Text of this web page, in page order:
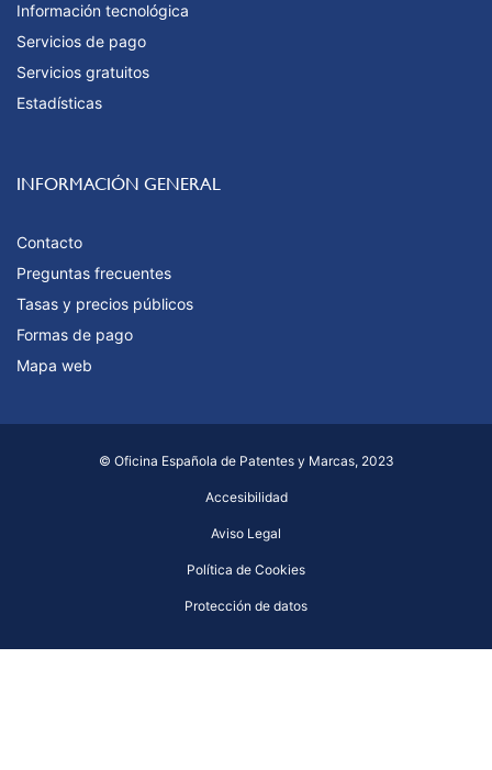
Información tecnológica
Servicios de pago
Servicios gratuitos
Estadísticas
INFORMACIÓN GENERAL
Contacto
Preguntas frecuentes
Tasas y precios públicos
Formas de pago
Mapa web
© Oficina Española de Patentes y Marcas, 2023
Accesibilidad
Aviso Legal
Política de Cookies
Protección de datos